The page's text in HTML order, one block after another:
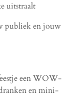
uitstraalt
publiek en jouw
een WOW-
en mini-